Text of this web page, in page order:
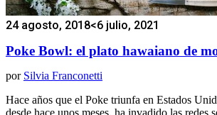
24 agosto, 2018<6 julio, 2021
Poke Bowl: el plato hawaiano de
por Silvia Franconetti
Hace años que el Poke triunfa en Estados